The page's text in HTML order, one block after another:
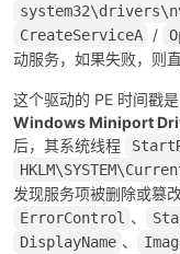
CreateServiceA /
动服务，如果失败，则
这个驱动的 PE 时间戳
Windows Miniport
后，其系统线程
发现服务项被删除或篡
ErrorControl 、
DisplayName 、